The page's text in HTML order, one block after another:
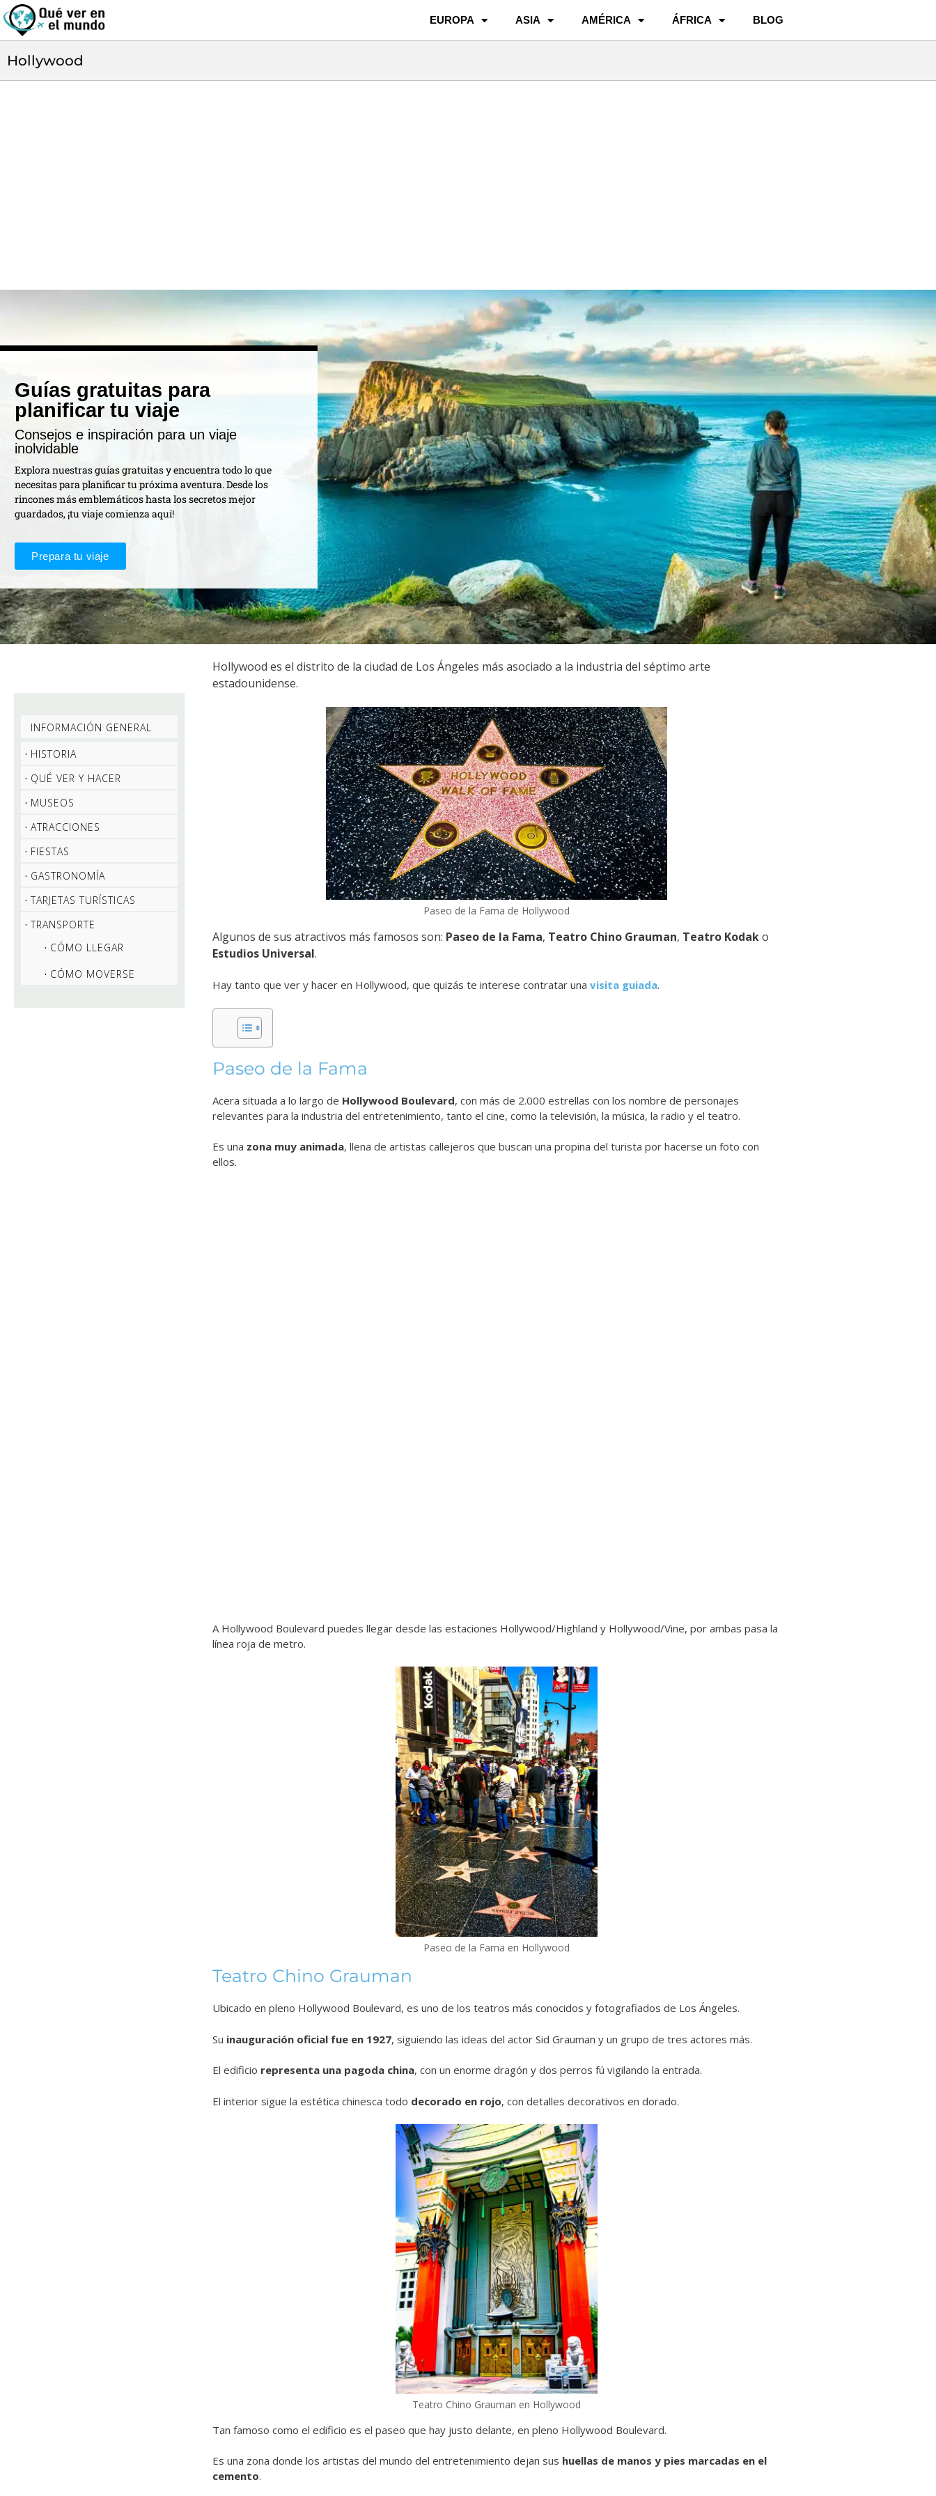
EUROPA ASIA AMÉRICA ÁFRICA BLOG
Hollywood
Guías gratuitas para
planificar tu viaje
Consejos e inspiración para un viaje
inolvidable
Explora nuestras guías gratuitas y encuentra todo lo que
necesitas para planificar tu próxima aventura. Desde los
rincones más emblemáticos hasta los secretos mejor
guardados, ¡tu viaje comienza aquí!
Prepara tu viaje
INFORMACIÓN GENERAL
HISTORIA
QUÉ VER Y HACER
MUSEOS
ATRACCIONES
FIESTAS
GASTRONOMÍA
TARJETAS TURÍSTICAS
TRANSPORTE
CÓMO LLEGAR
CÓMO MOVERSE
Hollywood es el distrito de la ciudad de Los Ángeles más asociado a la industria del séptimo arte
estadounidense.
Paseo de la Fama de Hollywood
Algunos de sus atractivos más famosos son: Paseo de la Fama, Teatro Chino Grauman, Teatro Kodako
Estudios Universal.
Hay tanto que ver y hacer en Hollywood, que quizás te interese contratar una visita guiada.
Paseo de la Fama
Acera situada a lo largo de Hollywood Boulevard, con más de 2.000 estrellas con los nombre de personajes
relevantes para la industria del entretenimiento, tanto el cine, como la televisión, la música, la radio y el teatro.
Es una zona muy animada, llena de artistas callejeros que buscan una propina del turista por hacerse un foto con
ellos.
A Hollywood Boulevard puedes llegar desde las estaciones Hollywood/Highland y Hollywood/Vine, por ambas pasa la
línea roja de metro.
Paseo de la Fama en Hollywood
Teatro Chino Grauman
Ubicado en pleno Hollywood Boulevard, es uno de los teatros más conocidos y fotografiados de Los Ángeles.
Su inauguración oficial fue en 1927, siguiendo las ideas del actor Sid Grauman y un grupo de tres actores más.
El edificio representa una pagoda china, con un enorme dragón y dos perros fú vigilando la entrada.
El interior sigue la estética chinesca todo decorado en rojo, con detalles decorativos en dorado.
Teatro Chino Grauman en Hollywood
Tan famoso como el edificio es el paseo que hay justo delante, en pleno Hollywood Boulevard.
Es una zona donde los artistas del mundo del entretenimiento dejan sus huellas de manos y pies marcadas en el
cemento.